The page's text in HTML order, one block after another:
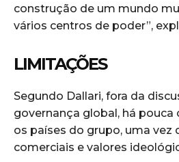
construção de um mundo
vários centros de poder”,
LIMITAÇÕES
Segundo Dallari, fora da
governança global, há pouca
os países do grupo, uma vez
comerciais e valores